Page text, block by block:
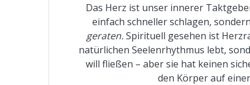
Das Herz ist unser innerer
einfach schneller schlagen,
geraten.Spirituell gesehen ist
natürlichen Seelenrhythmus lebt,
will fließen – aber sie hat keinen
den Körper auf